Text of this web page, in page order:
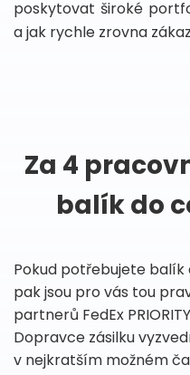
poskytovat široké
a jak rychle zrovna
Za 4
balík do
Pokud potřebujete
pak jsou pro vás tou
partnerů FedEx PRIORITY
Dopravce zásilku
v nejkratším možném